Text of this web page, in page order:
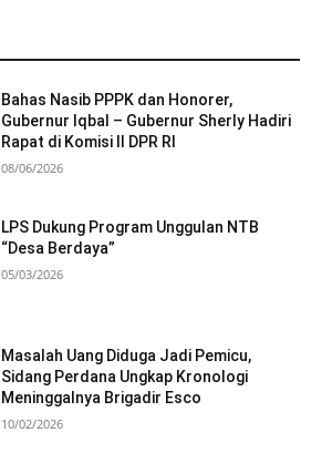
Bahas Nasib PPPK dan Honorer,
Gubernur Iqbal – Gubernur Sherly Hadiri
Rapat di Komisi II DPR RI
08/06/2026
LPS Dukung Program Unggulan NTB
“Desa Berdaya”
05/03/2026
Masalah Uang Diduga Jadi Pemicu,
Sidang Perdana Ungkap Kronologi
Meninggalnya Brigadir Esco
10/02/2026